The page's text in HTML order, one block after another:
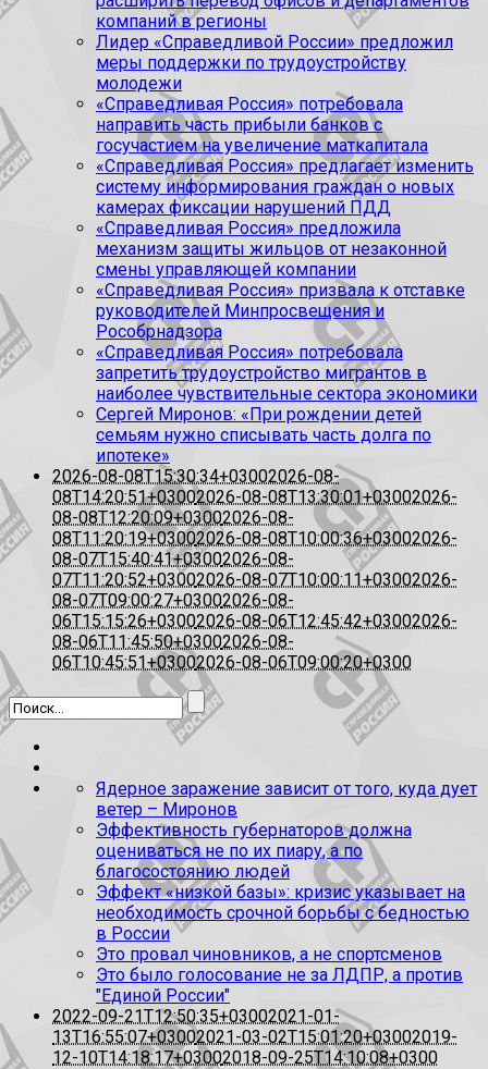
компаний в регионы
Лидер «Справедливой России» предложил
меры поддержки по трудоустройству
молодежи
«Справедливая Россия» потребовала
направить часть прибыли банков с
госучастием на увеличение маткапитала
«Справедливая Россия» предлагает изменить
систему информирования граждан о новых
камерах фиксации нарушений ПДД
«Справедливая Россия» предложила
механизм защиты жильцов от незаконной
смены управляющей компании
«Справедливая Россия» призвала к отставке
руководителей Минпросвещения и
Рособрнадзора
«Справедливая Россия» потребовала
запретить трудоустройство мигрантов в
наиболее чувствительные сектора экономики
Сергей Миронов: «При рождении детей
семьям нужно списывать часть долга по
ипотеке»
2026-08-08T15:30:34+03002026-08-
08T14:20:51+03002026-08-08T13:30:01+03002026-
08-08T12:20:09+03002026-08-
08T11:20:19+03002026-08-08T10:00:36+03002026-
08-07T15:40:41+03002026-08-
07T11:20:52+03002026-08-07T10:00:11+03002026-
08-07T09:00:27+03002026-08-
06T15:15:26+03002026-08-06T12:45:42+03002026-
08-06T11:45:50+03002026-08-
06T10:45:51+03002026-08-06T09:00:20+0300
Ядерное заражение зависит от того, куда дует
ветер – Миронов
Эффективность губернаторов должна
оцениваться не по их пиару, а по
благосостоянию людей
Эффект «низкой базы»: кризис указывает на
необходимость срочной борьбы с бедностью
в России
Это провал чиновников, а не спортсменов
Это было голосование не за ЛДПР, а против
"Единой России"
2022-09-21T12:50:35+03002021-01-
13T16:55:07+03002021-03-02T15:01:20+03002019-
12-10T14:18:17+03002018-09-25T14:10:08+0300